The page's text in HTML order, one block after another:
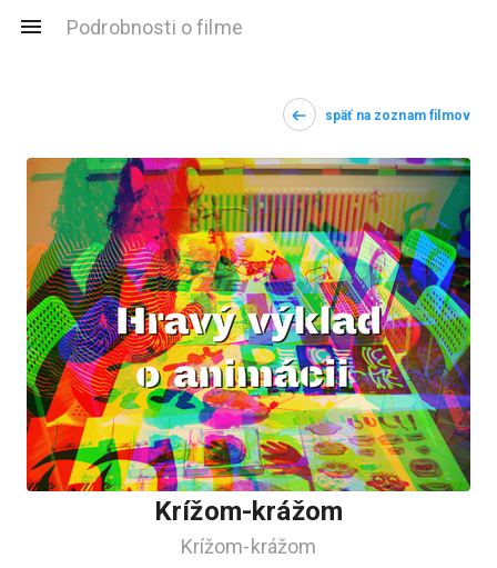
Podrobnosti o filme
späť na zoznam filmov
Krížom-krážom
Krížom-krážom